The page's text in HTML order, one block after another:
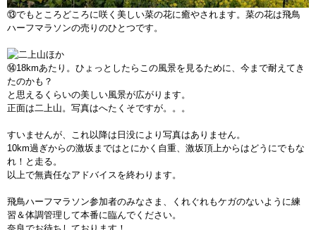
⑬でもところどころに咲く美しい菜の花に癒やされます。菜の花は飛鳥
ハーフマラソンの売りのひとつです。
⑭18kmあたり。ひょっとしたらこの風景を見るために、今まで耐えてき
たのかも？
と思えるくらいの美しい風景が広がります。
正面は二上山。写真はへたくそですが。。。
すいませんが、これ以降は日没により写真はありません。
10km過ぎからの激坂まではとにかく自重、激坂頂上からはどうにでもな
れ！と走る。
以上で無責任なアドバイスを終わります。
飛鳥ハーフマラソン参加者のみなさま、くれぐれもケガのないように練
習＆体調管理して本番に臨んでください。